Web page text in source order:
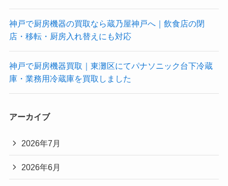
神戸で厨房機器の買取なら蔵乃屋神戸へ｜飲食店の閉
店・移転・厨房入れ替えにも対応
神戸で厨房機器買取｜東灘区にてパナソニック台下冷蔵
庫・業務用冷蔵庫を買取しました
アーカイブ
2026年7月
2026年6月